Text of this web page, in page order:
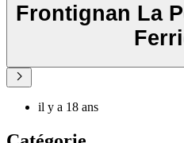
Frontignan La
il y a 18 ans